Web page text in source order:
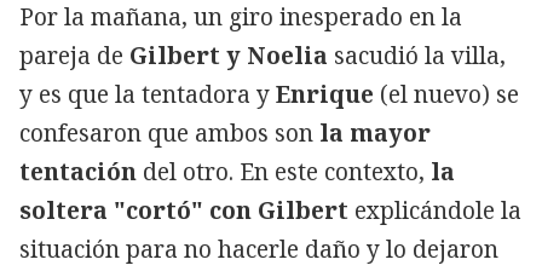
Por la mañana, un giro inesperado en la
pareja de Gilbert y Noelia sacudió la villa,
y es que la tentadora yEnrique (el nuevo) se
confesaron que ambos son la mayor
tentación del otro. En este contexto, la
soltera "cortó" con Gilbert explicándole la
situación para no hacerle daño y lo dejaron